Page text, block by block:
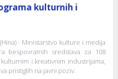
kulturnih i
- Ministarstvo kulture i medija
bespovratnih sredstava za 108
i kreativnim industrijama,
pristiglih na javni poziv.